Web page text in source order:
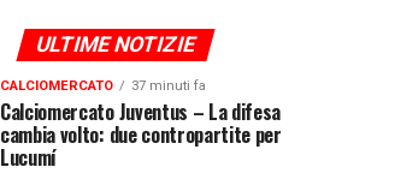
ULTIME NOTIZIE
CALCIOMERCATO 37 minuti fa
Calciomercato Juventus – La difesa
cambia volto: due contropartite per
Lucumí